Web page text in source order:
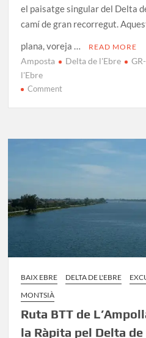
el paisatge singular del Delta
camí de gran recorregut.
plana, voreja …
READ MORE
Amposta Delta de l'Ebre
l'Ebre
Commenton
30:
BAIX EBRE DELTA DE L'EBRE
MONTSIÀ
Ruta BTT de
la Ràpita pel Delta de